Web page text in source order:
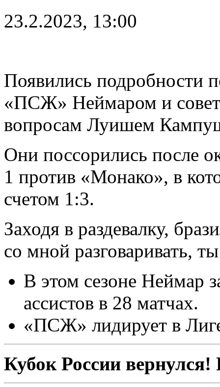
23.2.2023, 13:00
Появились подробности
«ПСЖ» Неймаром и
вопросам Луишем
Они поссорились после
1 против «Монако», в
счетом 1:3.
Заходя в раздевалку,
со мной разговаривать,
В этом сезоне Неймар
ассистов в 28 матчах.
«ПСЖ» лидирует в
Кубок России